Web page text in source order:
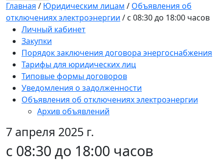
Главная / Юридическим лицам / Объявления об
отключениях электроэнергии / с 08:30 до 18:00 часов
Личный кабинет
Закупки
Порядок заключения договора энергоснабжения
Тарифы для юридических лиц
Типовые формы договоров
Уведомления о задолженности
Объявления об отключениях электроэнергии
Архив объявлений
7 апреля 2025 г.
с 08:30 до 18:00 часов